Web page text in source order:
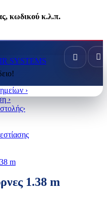
κωδικού κ.λ.π.
›
›
m
1.38 m